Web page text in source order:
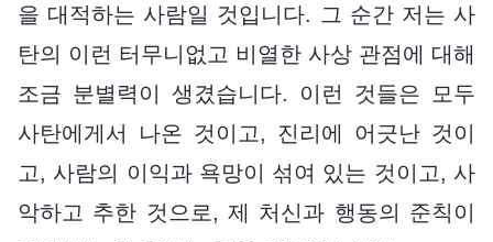
을 대적하는 사람일 것입니다. 그 순간 저는 사
탄의 이런 터무니없고 비열한 사상 관점에 대해
조금 분별력이 생겼습니다. 이런 것들은 모두
사탄에게서 나온 것이고, 진리에 어긋난 것이
고, 사람의 이익과 욕망이 섞여 있는 것이고, 사
악하고 추한 것으로, 제 처신과 행동의 준칙이